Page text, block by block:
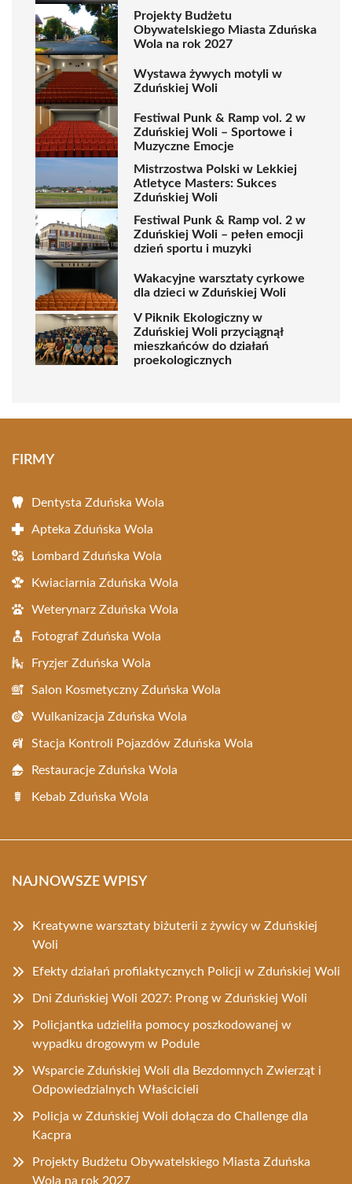
Projekty Budżetu
Obywatelskiego Miasta Zduńska
Wola na rok 2027
Wystawa żywych motyli w
Zduńskiej Woli
Festiwal Punk & Ramp vol. 2 w
Zduńskiej Woli – Sportowe i
Muzyczne Emocje
Mistrzostwa Polski w Lekkiej
Atletyce Masters: Sukces
Zduńskiej Woli
Festiwal Punk & Ramp vol. 2 w
Zduńskiej Woli – pełen emocji
dzień sportu i muzyki
Wakacyjne warsztaty cyrkowe
dla dzieci w Zduńskiej Woli
V Piknik Ekologiczny w
Zduńskiej Woli przyciągnął
mieszkańców do działań
proekologicznych
FIRMY
Dentysta Zduńska Wola
Apteka Zduńska Wola
Lombard Zduńska Wola
Kwiaciarnia Zduńska Wola
Weterynarz Zduńska Wola
Fotograf Zduńska Wola
Fryzjer Zduńska Wola
Salon Kosmetyczny Zduńska Wola
Wulkanizacja Zduńska Wola
Stacja Kontroli Pojazdów Zduńska Wola
Restauracje Zduńska Wola
Kebab Zduńska Wola
NAJNOWSZE WPISY
Kreatywne warsztaty biżuterii z żywicy w Zduńskiej
Woli
Efekty działań profilaktycznych Policji w Zduńskiej Woli
Dni Zduńskiej Woli 2027: Prong w Zduńskiej Woli
Policjantka udzieliła pomocy poszkodowanej w
wypadku drogowym w Podule
Wsparcie Zduńskiej Woli dla Bezdomnych Zwierząt i
Odpowiedzialnych Właścicieli
Policja w Zduńskiej Woli dołącza do Challenge dla
Kacpra
Projekty Budżetu Obywatelskiego Miasta Zduńska
Wola na rok 2027